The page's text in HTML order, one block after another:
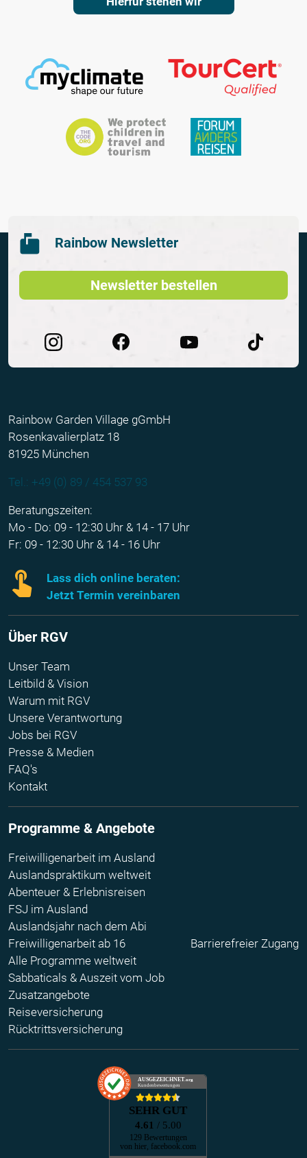
Rainbow Newsletter
Newsletter bestellen
Rainbow Garden Village gGmbH
Rosenkavalierplatz 18
81925 München
Tel.: +49 (0) 89 / 454 537 93
Beratungszeiten:
Mo - Do: 09 - 12:30 Uhr & 14 - 17 Uhr
Fr: 09 - 12:30 Uhr & 14 - 16 Uhr
Lass dich online beraten:
Jetzt Termin vereinbaren
Über RGV
Unser Team
Leitbild & Vision
Warum mit RGV
Unsere Verantwortung
Jobs bei RGV
Presse & Medien
FAQ's
Kontakt
Programme & Angebote
Freiwilligenarbeit im Ausland
Auslandspraktikum weltweit
Abenteuer & Erlebnisreisen
FSJ im Ausland
Auslandsjahr nach dem Abi
Freiwilligenarbeit ab 16
Alle Programme weltweit
Sabbaticals & Auszeit vom Job
Zusatzangebote
Reiseversicherung
Rücktrittsversicherung
Barrierefreier Zugang
AUSGEZEICHNET.org
Kundenbewertungen
SEHR GUT
4.61 / 5.00
129 Bewertungen
von hier, facebook.com